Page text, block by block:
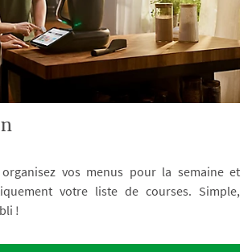
organisez vos menus pour la semaine et
votre liste de courses. Simple,
!